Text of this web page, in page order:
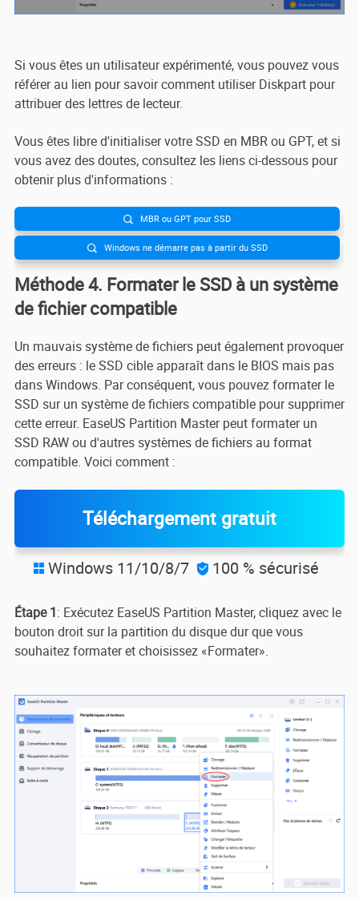
Si vous êtes un utilisateur expérimenté, vous pouvez vous
référer au lien pour savoir comment utiliser Diskpart pour
attribuer des lettres de lecteur.
Vous êtes libre d'initialiser votre SSD en MBR ou GPT, et si
vous avez des doutes, consultez les liens ci-dessous pour
obtenir plus d'informations :
 MBR ou GPT pour SSD
 Windows ne démarre pas à partir du SSD
Méthode 4. Formater le SSD à un système
de fichier compatible
Un mauvais système de fichiers peut également provoquer
des erreurs : le SSD cible apparaît dans le BIOS mais pas
dans Windows. Par conséquent, vous pouvez formater le
SSD sur un système de fichiers compatible pour supprimer
cette erreur. EaseUS Partition Master peut formater un
SSD RAW ou d'autres systèmes de fichiers au format
compatible. Voici comment :
Téléchargement gratuit
 Windows 11/10/8/7  100 % sécurisé
Étape 1: Exécutez EaseUS Partition Master, cliquez avec le
bouton droit sur la partition du disque dur que vous
souhaitez formater et choisissez «Formater».